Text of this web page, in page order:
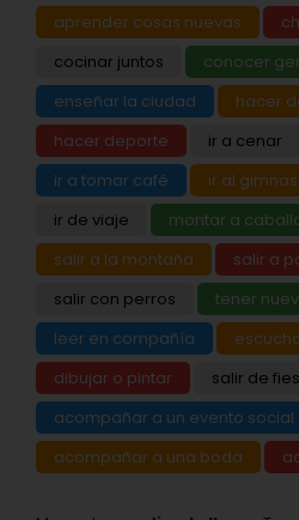
aprender cosas nuevas
cocinar juntos
conocer
enseñar la ciudad
hacer
hacer deporte
ir a cenar
ir a tomar café
ir al
ir de viaje
montar a
salir a la montaña
salir a
salir con perros
tener
leer en compañía
dibujar o pintar
salir de
acompañar a un evento social
acompañar a una boda